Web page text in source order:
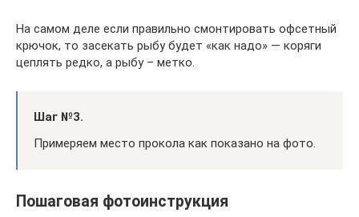
На самом деле если правильно смонтировать офсетный
крючок, то засекать рыбу будет «как надо» — коряги
цеплять редко, а рыбу – метко.
Шаг №3.
Примеряем место прокола как показано на фото.
Пошаговая фотоинструкция